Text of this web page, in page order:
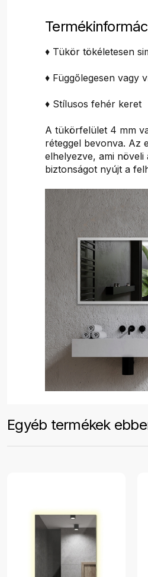
♦ Tükör tökéletesen
♦ Függőlegesen vagy
♦ Stílusos fehér keret
A tükörfelület 4 mm
réteggel bevonva. Az
elhelyezve, ami növeli
biztonságot nyújt a
Egyéb termékek